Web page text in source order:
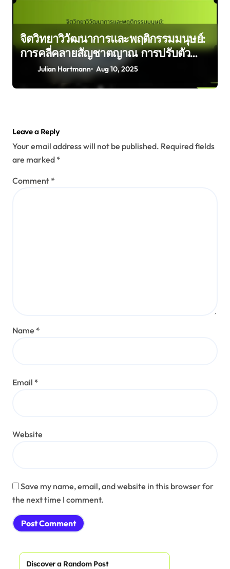
จิตวิทยาวิวัฒนาการและพฤติกรรมมนุษย์:
การคลี่คลายสัญชาตญาณ การปรับตัว
และพลศาสตร์ทางสังคม
Julian Hartmann Aug 10, 2025
Leave a Reply
Your email address will not be published. Required fields
are marked *
Comment *
Name *
Email *
Website
Save my name, email, and website in this browser for
the next time I comment.
Discover a Random Post